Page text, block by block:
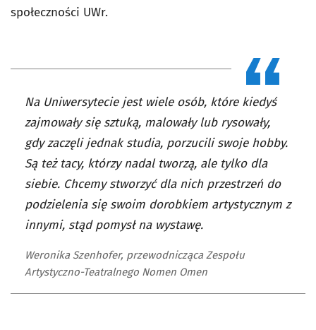
społeczności UWr.
Na Uniwersytecie jest wiele osób, które kiedyś
zajmowały się sztuką, malowały lub rysowały,
gdy zaczęli jednak studia, porzucili swoje hobby.
Są też tacy, którzy nadal tworzą, ale tylko dla
siebie. Chcemy stworzyć dla nich przestrzeń do
podzielenia się swoim dorobkiem artystycznym z
innymi, stąd pomysł na wystawę.
Weronika Szenhofer, przewodnicząca Zespołu
Artystyczno-Teatralnego Nomen Omen